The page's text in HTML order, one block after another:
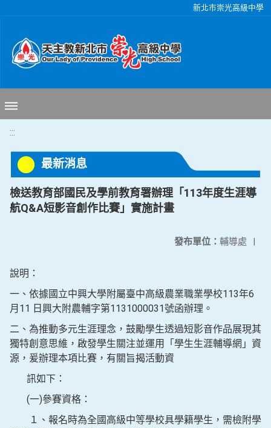
新北市崇光高級中學
:::
最新消息
檢送教育部國民及學前教育署辦理「113年度生涯導
航Q&A短影音創作比賽」實施計畫
發布單位： 輔導處 |
說明：
一、依據國立中興大學附屬臺中高級農業職業學校113年6
月11 日興大附農輔字第1131000031號函辦理。
二、為推動多元生涯理念，鼓勵學生透過短影音作品展現其
獨特創意思維，啟發學生關注並運用「學生生涯輔導網」資
源，爰辦理本項比賽，有關旨揭活動資
訊如下：
(一)參賽資格：
１、報名時為全國高級中等學校具學籍學生，需檢附學